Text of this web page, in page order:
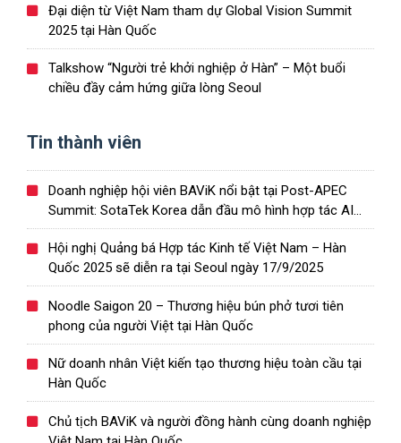
Đại diện từ Việt Nam tham dự Global Vision Summit
2025 tại Hàn Quốc
Talkshow “Người trẻ khởi nghiệp ở Hàn” – Một buổi
chiều đầy cảm hứng giữa lòng Seoul
Tin thành viên
Doanh nghiệp hội viên BAViK nổi bật tại Post-APEC
Summit: SotaTek Korea dẫn đầu mô hình hợp tác AI
Việt – Hàn
Hội nghị Quảng bá Hợp tác Kinh tế Việt Nam – Hàn
Quốc 2025 sẽ diễn ra tại Seoul ngày 17/9/2025
Noodle Saigon 20 – Thương hiệu bún phở tươi tiên
phong của người Việt tại Hàn Quốc
Nữ doanh nhân Việt kiến tạo thương hiệu toàn cầu tại
Hàn Quốc
Chủ tịch BAViK và người đồng hành cùng doanh nghiệp